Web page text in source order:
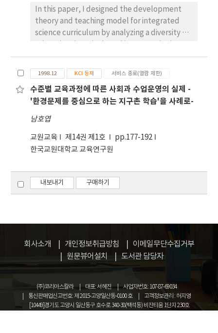
1999). 그러나 기본적으로 효과적인 수업을 위해서
교사가 가르치는 교과의 내용에 대한 깊은 이해는 필
수적이다. 이러한 지식의 바탕 위에 학습자의 상태를
식을 결정할 수 있기 때문이다. 우리나라에서는 중학
교에서 한 교사가 과학의 4영역을 모두 가르치도록 구
성되어 있다. 이는 통합과학이 과학을 가르치는 가장
효과적인 방법(최미화와 최병순, 1999; 권재술과 박
범익, 1978)이라는 인식으로부터 나온 것이다. 그러
나 여러 연구(허경철, 2005; 심재호, 2004; 김현이,
이화국, 1995)에서 가르치려는 과학 개념에 대한 교
사의 전문성 부족을 지적하였다. 이러한 문제로 인해
구들(김진성 2001; 최규철, 1999; 손양호, 1998)에서
연수는 교사들에게 큰 도움을 주지 못하는 것으로 나
타났다. 또한 교사들은 한 교사가 과학의 모든 영역을
다(박정희, 2005; 김진성, 2001). 특히 자신의 전공
분야가 아닌 비전공 영역에서 이러한 어려움은 더 크
게 나타났다(손양호, 1998; 이학동, 1989). 그러나 6
차 교육과정부터 고등학교 1학년까지 통합과학의 취
쳐야 하는 경향이 더욱 커졌다. 따라서 이 연구에서는
특정 과학의 내용을 가르칠 때 교사의 전공에 따라 그
학교육을 담당하는 학자나 교사들은 이 바다 속에서
진주를 찾아내야 하는 것이다. 본 연구에서는 수많은
자료 중에서 좋은 자료를 추출해야 하는 현장의 이러
한 숙제를 해결한다는 취지에서, 접근과 활용이 용이
로 개발 ․ 보급된 것으로, 현재 초등학교 과학과 교육
에서 획기적이면서도 성과가 좋은 자료 활용 교수 방
법으로 주목받고 있는 것이다. 이 중 하나는 국가에서
‘탐구수업 지도자료’의 활용이며, 나머지 하나는
지역 교육청이 지원하여 개발 ․ 보급한 ‘과학완구
활용 교수-학습’ 방법이다.
In this paper, I designed the development
theory and teaching model for integrated
science curriculum by analyzing a diversity of
education practices. There are the results of
this paper as follows: 1. After analyzing the
curriculum-developing theories presented
by Tyler, Johnson, and Posner, I have drawn
indispensable factors to develop the
integrated science education. Based upon
for the integrated science curriculum and
design overall curriculum-developing model.
science education upon discipline-centered
curriculum, social problem-centered
integrated science education upon
science education upon human-centered
curriculum. 2. In setting up an overall
framework for the integrated science
education I sorted out teaching plan from
curriculum-developing models, I have
designed teaching models in three different
1998.12 KCI 등재 서비스 종료(열람 제한)
수준별 교육과정에 따른 사회과 수업운영의 실제 -
'환경문제를 중심으로 하는 지구촌 학습'을 사례로-
남호엽
교원교육 제14권 제1호
pp.177-192
한국교원대학교 교육연구원
내보내기 구매하기
회사소개 개인정보취급방침
이메일무단수집거부
원문뷰어설치
도서관 담당자
(주)코리아스칼라 대표: 서혜진
사업자번호: 107-87-69034
통신판매업신고번호: 제 2015-고양일산동-0100 호
고객정보관리 : 허지영
[10449]경기도 고양시 일산동구 호수로 340-38(백석동) 비잔티움 1단지 230호